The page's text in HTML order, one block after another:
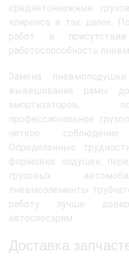
среднетоннажные
клиренса и так далее.
работ в присутствии
работоспособность
Замена
вывешивания рамы
амортизаторов,
профессиональное
четкое
Определенные
формовке подушек
грузовых
пневмоэлементы
работу лучше
автослесарям.
Доставка